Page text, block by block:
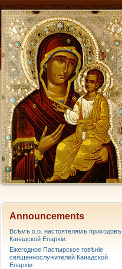
Announcements
Всѣмъ о.о. настоятелямъ приходовъ
Канадской Епархiи.
Ежегодное Пастырское говѣніе
священнослужителей Канадской
Епархіи.